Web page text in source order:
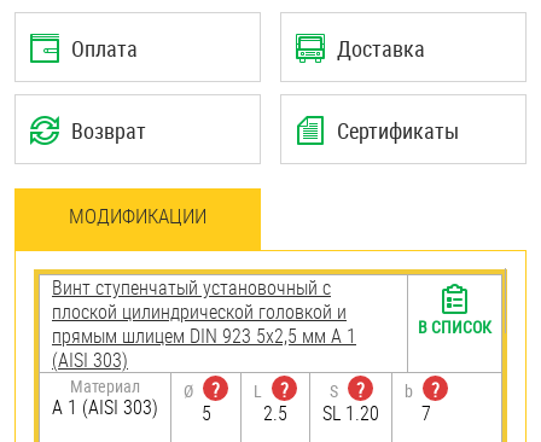
Оплата Доставка
Возврат Сертификаты
МОДИФИКАЦИИ
Винт ступенчатый установочный с
плоской цилиндрической головкой и
прямым шлицем DIN 923 5х2,5 мм А 1
(AISI 303)
Материал
А 1 (AISI 303)
Ø
?
5
L
?
2.5
S
?
SL 1.20
b
?
7
В СПИСОК